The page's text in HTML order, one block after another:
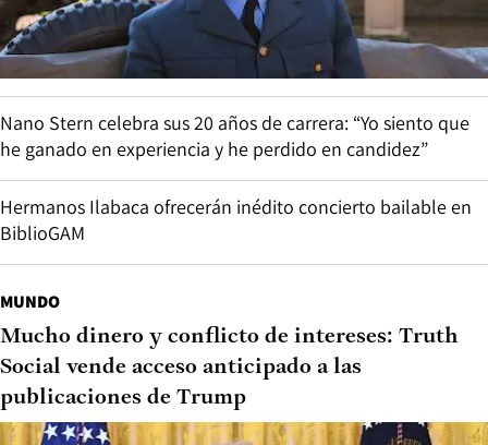
Nano Stern celebra sus 20 años de carrera: “Yo siento que
he ganado en experiencia y he perdido en candidez”
Hermanos Ilabaca ofrecerán inédito concierto bailable en
BiblioGAM
MUNDO
Mucho dinero y conflicto de intereses: Truth
Social vende acceso anticipado a las
publicaciones de Trump